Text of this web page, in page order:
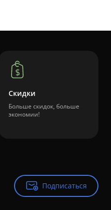
Скидки
Больше скидок, больше
экономии!
Подписаться
Подписаться